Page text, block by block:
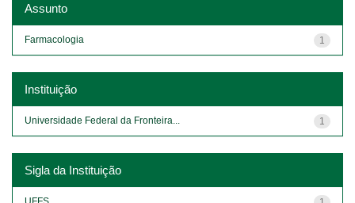
Assunto
1
Farmacologia
Instituição
1
Universidade Federal da Fronteira...
Sigla da Instituição